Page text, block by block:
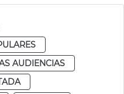
AUDIENCIAS